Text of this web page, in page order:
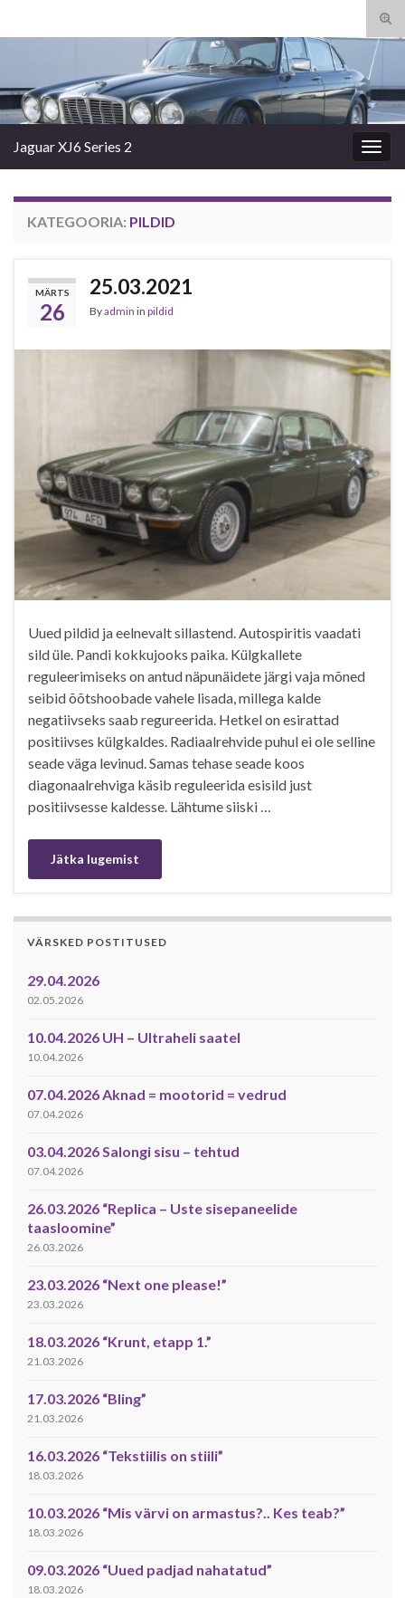
Search for:
Jaguar XJ6 Series 2
KATEGOORIA: PILDID
MÄRTS
26
25.03.2021
Byadmin in pildid
Uued pildid ja eelnevalt sillastend. Autospiritis vaadati
sild üle. Pandi kokkujooks paika. Külgkallete
reguleerimiseks on antud näpunäidete järgi vaja mõned
seibid õõtshoobade vahele lisada, millega kalde
negatiivseks saab regureerida. Hetkel on esirattad
positiivses külgkaldes. Radiaalrehvide puhul ei ole selline
seade väga levinud. Samas tehase seade koos
diagonaalrehviga käsib reguleerida esisild just
positiivsesse kaldesse. Lähtume siiski …
Jätka lugemist
VÄRSKED POSTITUSED
29.04.2026
02.05.2026
10.04.2026 UH – Ultraheli saatel
10.04.2026
07.04.2026 Aknad = mootorid = vedrud
07.04.2026
03.04.2026 Salongi sisu – tehtud
07.04.2026
26.03.2026 “Replica – Uste sisepaneelide
taasloomine”
26.03.2026
23.03.2026 “Next one please!”
23.03.2026
18.03.2026 “Krunt, etapp 1.”
21.03.2026
17.03.2026 “Bling”
21.03.2026
16.03.2026 “Tekstiilis on stiili”
18.03.2026
10.03.2026 “Mis värvi on armastus?.. Kes teab?”
18.03.2026
09.03.2026 “Uued padjad nahatatud”
18.03.2026